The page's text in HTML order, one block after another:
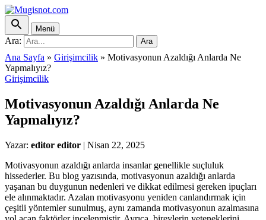
Menü
Ara: Ara
Ana Sayfa » Girişimcilik » Motivasyonun Azaldığı Anlarda Ne
Yapmalıyız?
Girişimcilik
Motivasyonun Azaldığı Anlarda Ne
Yapmalıyız?
Yazar: editor editor | Nisan 22, 2025
Motivasyonun azaldığı anlarda insanlar genellikle suçluluk
hissederler. Bu blog yazısında, motivasyonun azaldığı anlarda
yaşanan bu duygunun nedenleri ve dikkat edilmesi gereken ipuçları
ele alınmaktadır. Azalan motivasyonu yeniden canlandırmak için
çeşitli yöntemler sunulmuş, aynı zamanda motivasyonun azalmasına